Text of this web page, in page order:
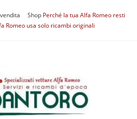
Shop Perché la tua Alfa Romeo resti
Romeo usa solo ricambi originali